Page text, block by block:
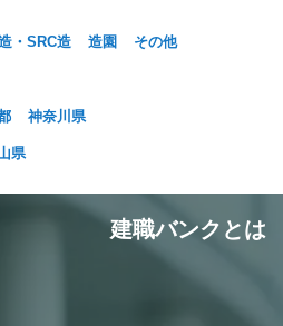
・SRC造 造園 その他
神奈川県
県
建職バンクとは